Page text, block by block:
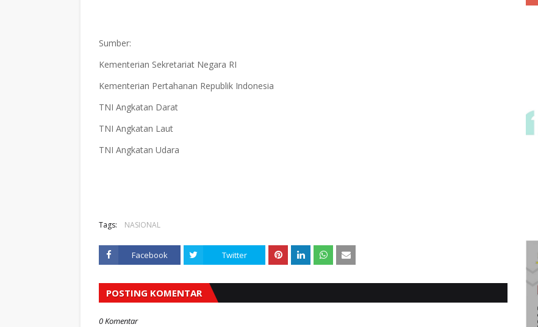
Sumber:
Kementerian Sekretariat Negara RI
Kementerian Pertahanan Republik Indonesia
TNI Angkatan Darat
TNI Angkatan Laut
TNI Angkatan Udara
Tags: NASIONAL
Facebook Twitter
POSTING KOMENTAR
0 Komentar